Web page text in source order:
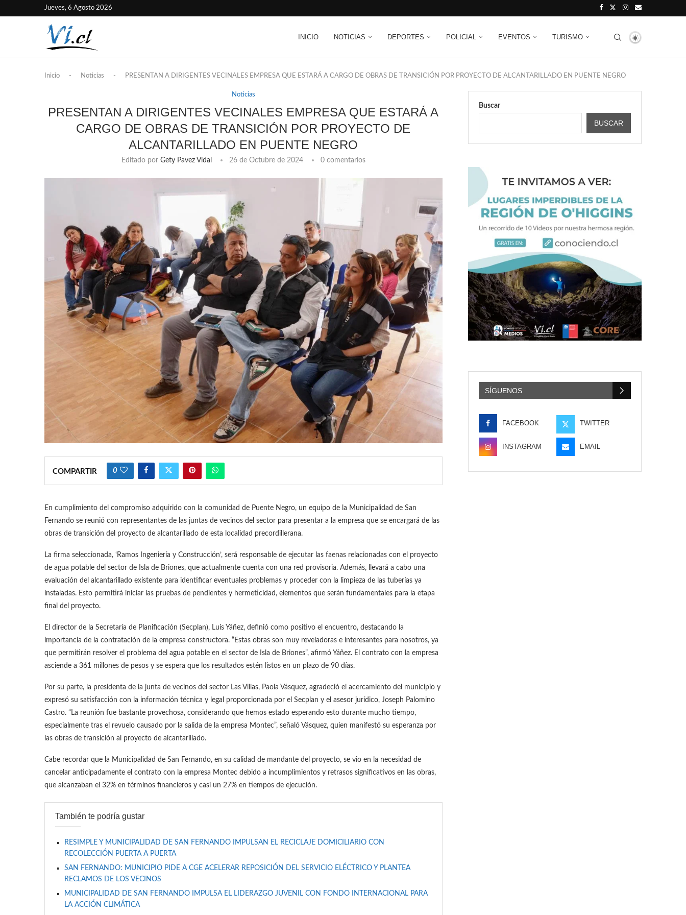
Jueves, 6 Agosto 2026
INICIO NOTICIAS DEPORTES POLICIAL EVENTOS TURISMO
Inicio - Noticias - PRESENTAN A DIRIGENTES VECINALES EMPRESA QUE ESTARÁ A CARGO DE OBRAS DE TRANSICIÓN POR PROYECTO DE ALCANTARILLADO EN PUENTE NEGRO
Noticias
PRESENTAN A DIRIGENTES VECINALES EMPRESA QUE ESTARÁ A
CARGO DE OBRAS DE TRANSICIÓN POR PROYECTO DE
ALCANTARILLADO EN PUENTE NEGRO
Editado por Gety Pavez Vidal 26 de Octubre de 2024 0 comentarios
COMPARTIR 0
En cumplimiento del compromiso adquirido con la comunidad de Puente Negro, un equipo de la Municipalidad de San
Fernando se reunió con representantes de las juntas de vecinos del sector para presentar a la empresa que se encargará de las
obras de transición del proyecto de alcantarillado de esta localidad precordillerana.
La firma seleccionada, ‘Ramos Ingeniería y Construcción’, será responsable de ejecutar las faenas relacionadas con el proyecto
de agua potable del sector de Isla de Briones, que actualmente cuenta con una red provisoria. Además, llevará a cabo una
evaluación del alcantarillado existente para identificar eventuales problemas y proceder con la limpieza de las tuberías ya
instaladas. Esto permitirá iniciar las pruebas de pendientes y hermeticidad, elementos que serán fundamentales para la etapa
final del proyecto.
El director de la Secretaría de Planificación (Secplan), Luis Yáñez, definió como positivo el encuentro, destacando la
importancia de la contratación de la empresa constructora. “Estas obras son muy reveladoras e interesantes para nosotros, ya
que permitirán resolver el problema del agua potable en el sector de Isla de Briones”, afirmó Yáñez. El contrato con la empresa
asciende a 361 millones de pesos y se espera que los resultados estén listos en un plazo de 90 días.
Por su parte, la presidenta de la junta de vecinos del sector Las Villas, Paola Vásquez, agradeció el acercamiento del municipio y
expresó su satisfacción con la información técnica y legal proporcionada por el Secplan y el asesor jurídico, Joseph Palomino
Castro. “La reunión fue bastante provechosa, considerando que hemos estado esperando esto durante mucho tiempo,
especialmente tras el revuelo causado por la salida de la empresa Montec”, señaló Vásquez, quien manifestó su esperanza por
las obras de transición al proyecto de alcantarillado.
Cabe recordar que la Municipalidad de San Fernando, en su calidad de mandante del proyecto, se vio en la necesidad de
cancelar anticipadamente el contrato con la empresa Montec debido a incumplimientos y retrasos significativos en las obras,
que alcanzaban el 32% en términos financieros y casi un 27% en tiempos de ejecución.
También te podría gustar
RESIMPLE Y MUNICIPALIDAD DE SAN FERNANDO IMPULSAN EL RECICLAJE DOMICILIARIO CON
RECOLECCIÓN PUERTA A PUERTA
SAN FERNANDO: MUNICIPIO PIDE A CGE ACELERAR REPOSICIÓN DEL SERVICIO ELÉCTRICO Y PLANTEA
RECLAMOS DE LOS VECINOS
MUNICIPALIDAD DE SAN FERNANDO IMPULSA EL LIDERAZGO JUVENIL CON FONDO INTERNACIONAL PARA
LA ACCIÓN CLIMÁTICA
Buscar
BUSCAR
SÍGUENOS
FACEBOOK TWITTER
INSTAGRAM EMAIL